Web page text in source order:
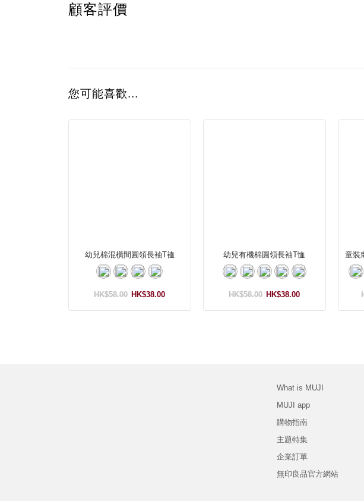
顧客評價
您可能喜歡...
幼兒棉混橫間圓領長袖T裇
HK$38.00
HK$58.00
幼兒有機棉圓領長袖T恤
HK$38.00
HK$58.00
童裝
What is MUJI
MUJI app
購物指南
主題特集
企業訂單
無印良品官方網站